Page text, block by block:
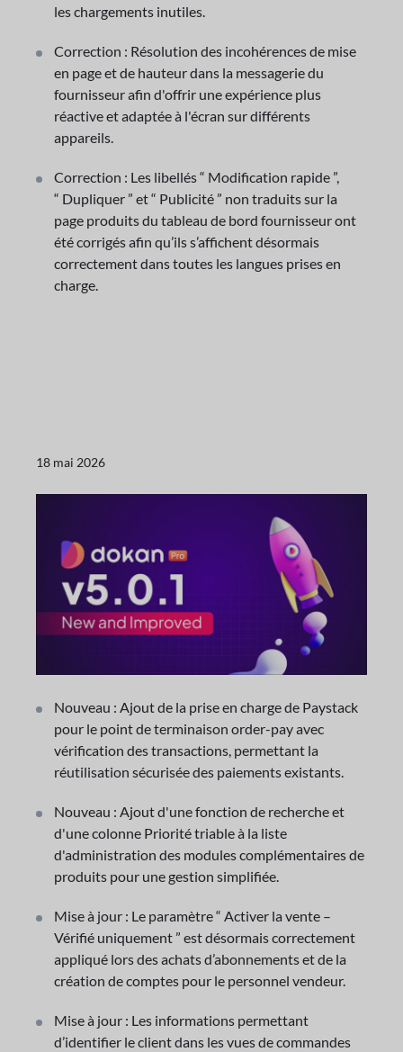
les chargements inutiles.
Correction : Résolution des incohérences de mise
en page et de hauteur dans la messagerie du
fournisseur afin d'offrir une expérience plus
réactive et adaptée à l'écran sur différents
appareils.
Correction : Les libellés “ Modification rapide ”,
“ Dupliquer ” et “ Publicité ” non traduits sur la
page produits du tableau de bord fournisseur ont
été corrigés afin qu’ils s’affichent désormais
correctement dans toutes les langues prises en
charge.
18 mai 2026
Nouveau : Ajout de la prise en charge de Paystack
pour le point de terminaison order-pay avec
vérification des transactions, permettant la
réutilisation sécurisée des paiements existants.
Nouveau : Ajout d'une fonction de recherche et
d'une colonne Priorité triable à la liste
d'administration des modules complémentaires de
produits pour une gestion simplifiée.
Mise à jour : Le paramètre “ Activer la vente –
Vérifié uniquement ” est désormais correctement
appliqué lors des achats d’abonnements et de la
création de comptes pour le personnel vendeur.
Mise à jour : Les informations permettant
d’identifier le client dans les vues de commandes